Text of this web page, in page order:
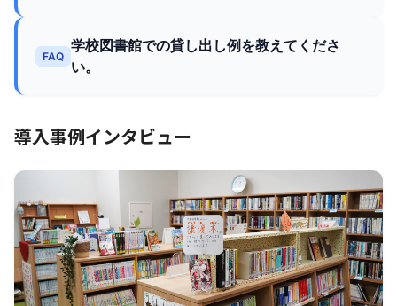
FAQ
学校図書館での貸し出し例を教えてくださ
い。
導入事例インタビュー